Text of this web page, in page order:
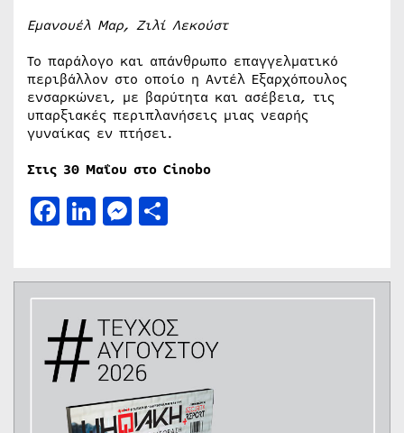
Εμανουέλ Μαρ, Ζιλί Λεκούστ
Το παράλογο και απάνθρωπο επαγγελματικό
περιβάλλον στο οποίο η Αντέλ Εξαρχόπουλος
ενσαρκώνει, με βαρύτητα και ασέβεια, τις
υπαρξιακές περιπλανήσεις μιας νεαρής
γυναίκας εν πτήσει.
Στις 30 Μαΐου στο Cinobo
Facebook
LinkedIn
Messenger